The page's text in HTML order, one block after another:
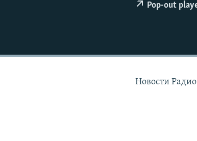
Pop-out
Новости